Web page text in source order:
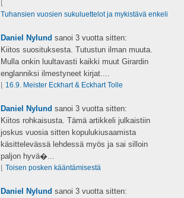
Tuhansien vuosien sukuluettelot ja mykistävä enkeli
Daniel Nylund sanoi 3 vuotta sitten:
Kiitos suosituksesta. Tutustun ilman muuta.
Mulla onkin luultavasti kaikki muut Girardin
englanniksi ilmestyneet kirjat....
16.9. Meister Eckhart & Eckhart Tolle
Daniel Nylund sanoi 3 vuotta sitten:
Kiitos rohkaisusta. Tämä artikkeli julkaistiin
joskus vuosia sitten kopulukiusaamista
käsittelevässä lehdessä myös ja sai silloin
paljon hyvä�...
Toisen posken kääntämisestä
Daniel Nylund sanoi 3 vuotta sitten: